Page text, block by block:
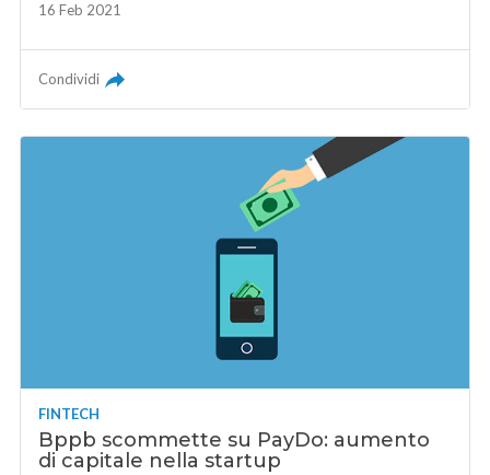
16 Feb 2021
Condividi
FINTECH
Bppb scommette su PayDo: aumento
di capitale nella startup